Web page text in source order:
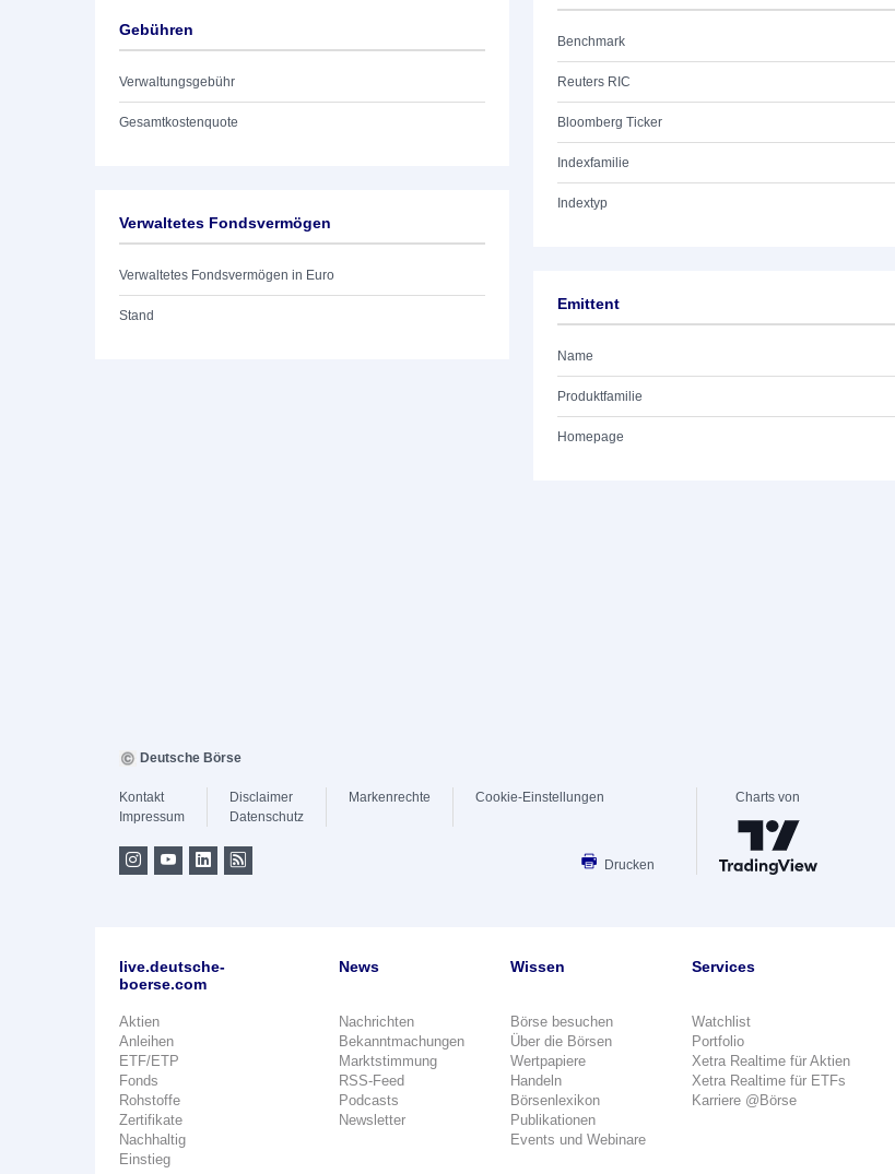
Gebühren
Verwaltungsgebühr
Gesamtkostenquote
Verwaltetes Fondsvermögen
Verwaltetes Fondsvermögen in Euro
Stand
Benchmark
Reuters RIC
Bloomberg Ticker
Indexfamilie
Indextyp
Emittent
Name
Produktfamilie
Homepage
Deutsche Börse
Kontakt
Impressum
Disclaimer
Datenschutz
Markenrechte Cookie-Einstellungen
Drucken
Charts von
live.deutsche-
boerse.com
Aktien
Anleihen
ETF/ETP
Fonds
Rohstoffe
Zertifikate
Nachhaltig
Einstieg
News
Nachrichten
Bekanntmachungen
Marktstimmung
RSS-Feed
Podcasts
Newsletter
Wissen
Börse besuchen
Über die Börsen
Wertpapiere
Handeln
Börsenlexikon
Publikationen
Events und Webinare
Services
Watchlist
Portfolio
Xetra Realtime für Aktien
Xetra Realtime für ETFs
Karriere @Börse